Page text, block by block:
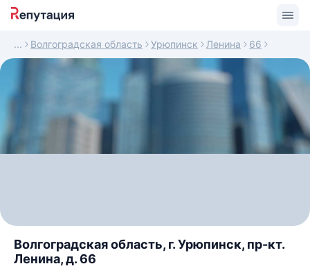
Волгоградская область Урюпинск Ленина 66
Волгоградская область, г. Урюпинск, пр-кт.
Ленина, д. 66